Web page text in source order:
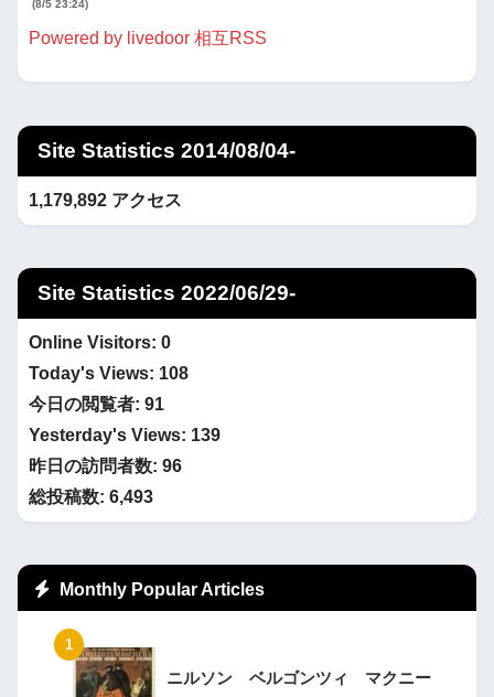
(8/5 23:24)
Powered by livedoor 相互RSS
Site Statistics 2014/08/04-
1,179,892 アクセス
Site Statistics 2022/06/29-
Online Visitors: 0
Today's Views: 108
今日の閲覧者: 91
Yesterday's Views: 139
昨日の訪問者数: 96
総投稿数: 6,493
Monthly Popular Articles
ニルソン ベルゴンツィ マクニー